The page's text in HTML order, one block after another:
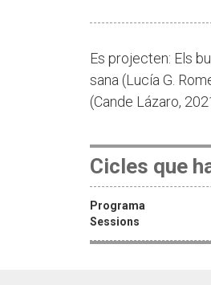
Es projecten: Els
sana (Lucía G.
(Cande Lázaro,
Cicles que
Programa
Sessions